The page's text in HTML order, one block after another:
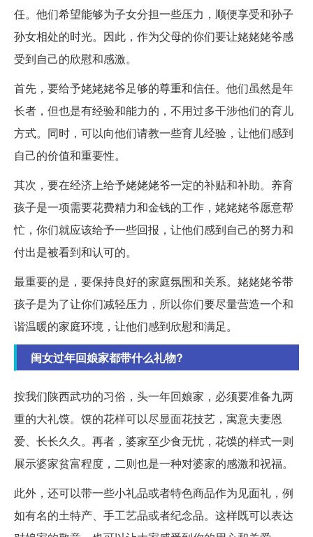
任。他们希望能够为子女分担一些压力，顺便享受和孙子
孙女相处的时光。因此，作为父母的你们要让姥姥姥爷感
受到自己的欣慰和感激。
首先，要给予姥姥姥爷足够的尊重和信任。他们虽然是年
长者，但也是有经验和能力的，不用过多干涉他们的育儿
方式。同时，可以向他们请教一些育儿经验，让他们感到
自己的价值和重要性。
其次，要在经济上给予姥姥姥爷一定的补贴和补助。养育
孩子是一项需要花费精力和金钱的工作，姥姥姥爷愿意帮
忙，你们就应该给予一些回报，让他们感到自己的努力和
付出是被看到和认可的。
最重要的是，要保持良好的家庭氛围和关系。姥姥姥爷带
孩子是为了让你们减轻压力，所以你们要尽量营造一个和
谐温暖的家庭环境，让他们感到欣慰和满足。
闺女过年回娘家都带什么礼物?
按我们陕西武功的习俗，头一年回娘家，必须要准备九两
重的大礼馍。馍的花样可以尽显面花技艺，寓意夫妻恩
爱、长长久久。再者，婆家至少食无忧，花馍的样式一则
展示婆家贫富程度，二则也是一种对婆家的感激和祝福。
此外，还可以带一些小礼品或者特色商品作为见面礼，例
如有名的土特产、手工艺品或者纪念品。这样既可以表达